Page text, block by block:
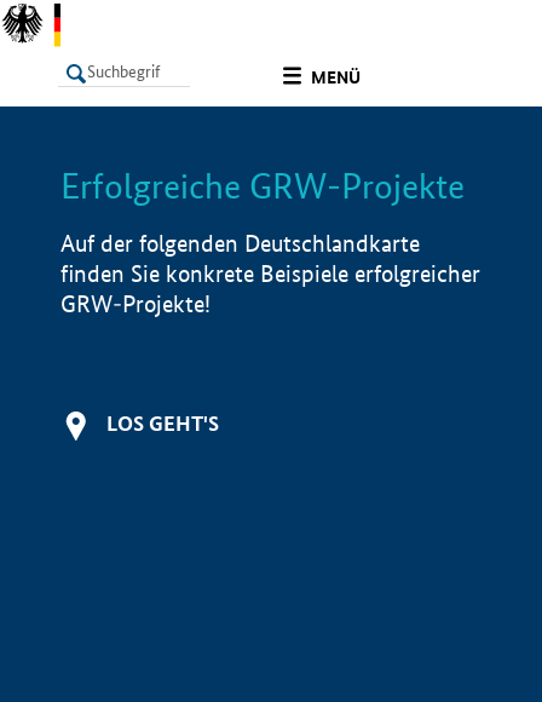
MENÜ
LISTE Info
Erfolgreiche GRW-Projekte
Auf der folgenden Deutschlandkarte
finden Sie konkrete Beispiele erfolgreicher
GRW-Projekte!
LOS GEHT'S